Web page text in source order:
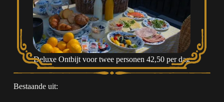
Deluxe Ontbijt voor twee personen 42,50 per dag
Bestaande uit: